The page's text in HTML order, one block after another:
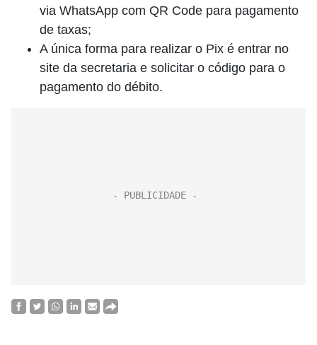
via WhatsApp com QR Code para pagamento
de taxas;
A única forma para realizar o Pix é entrar no
site da secretaria e solicitar o código para o
pagamento do débito.